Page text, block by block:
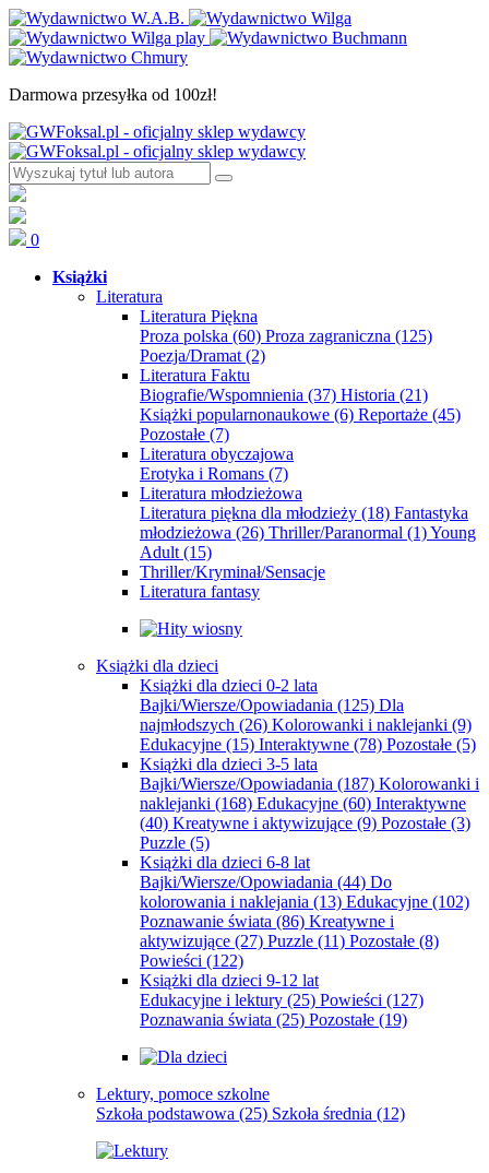
Darmowa przesyłka od 100zł!
0
Książki
Literatura
Literatura Piękna
Proza polska (60) Proza zagraniczna (125)
Poezja/Dramat (2)
Literatura Faktu
Biografie/Wspomnienia (37) Historia (21)
Książki popularnonaukowe (6) Reportaże (45)
Pozostałe (7)
Literatura obyczajowa
Erotyka i Romans (7)
Literatura młodzieżowa
Literatura piękna dla młodzieży (18) Fantastyka
młodzieżowa (26) Thriller/Paranormal (1)Young
Adult (15)
Thriller/Kryminał/Sensacje
Literatura fantasy
Książki dla dzieci
Książki dla dzieci 0-2 lata
Bajki/Wiersze/Opowiadania (125) Dla
najmłodszych (26) Kolorowanki i naklejanki (9)
Edukacyjne (15) Interaktywne (78) Pozostałe (5)
Książki dla dzieci 3-5 lata
Bajki/Wiersze/Opowiadania (187) Kolorowanki i
naklejanki (168) Edukacyjne (60) Interaktywne
(40) Kreatywne i aktywizujące (9) Pozostałe (3)
Puzzle (5)
Książki dla dzieci 6-8 lat
Bajki/Wiersze/Opowiadania (44) Do
kolorowania i naklejania (13) Edukacyjne (102)
Poznawanie świata (86) Kreatywne i
aktywizujące (27) Puzzle (11) Pozostałe (8)
Powieści (122)
Książki dla dzieci 9-12 lat
Edukacyjne i lektury (25) Powieści (127)
Poznawania świata (25) Pozostałe (19)
Lektury, pomoce szkolne
Szkoła podstawowa (25) Szkoła średnia (12)